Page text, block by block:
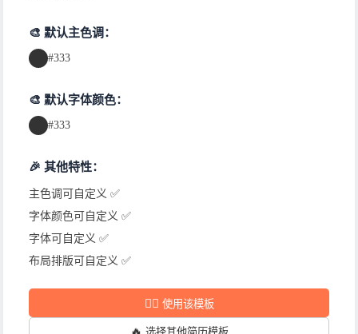
🎨 默认主色调：
#333
🎨 默认字体颜色：
#333
🎉 其他特性：
主色调可自定义 ✅
字体颜色可自定义 ✅
字体可自定义 ✅
布局排版可自定义 ✅
✍🏻 使用该模板
🔥